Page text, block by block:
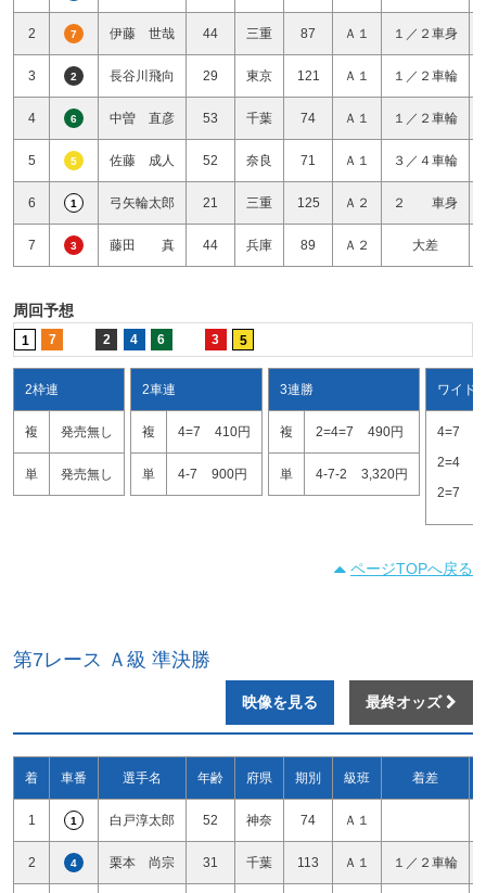
2 7 伊藤 世哉 44 三重 87 Ａ１ １／２車身
3 2 長谷川飛向 29 東京 121 Ａ１ １／２車輪
4 6 中曽 直彦 53 千葉 74 Ａ１ １／２車輪
5 5 佐藤 成人 52 奈良 71 Ａ１ ３／４車輪
6 1 弓矢輪太郎 21 三重 125 Ａ２ ２ 車身
7 3 藤田 真 44 兵庫 89 Ａ２ 大差
周回予想
1 7 2 4 6 3 5
2枠連
複 発売無し
単 発売無し
2車連
複 4=7 410円
単 4-7 900円
3連勝
複 2=4=7 490円
単 4-7-2 3,320円
ワイド
4=7
2=4
2=7
ページTOPへ戻る
第7レース Ａ級 準決勝
映像を見る 最終オッズ
着 車番 選手名 年齢 府県 期別 級班 着差
1 1 白戸淳太郎 52 神奈 74 Ａ１
2 4 栗本 尚宗 31 千葉 113 Ａ１ １／２車輪